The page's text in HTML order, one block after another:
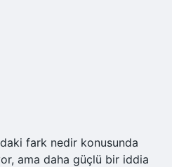
fark nedir konusunda
ama daha güçlü bir iddia